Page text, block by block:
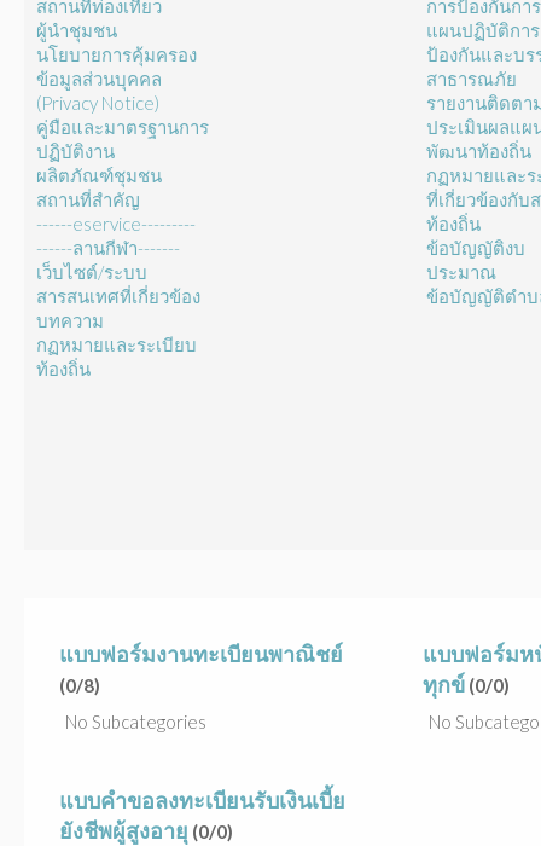
สถานที่ท่องเที่ยว
ผู้นำชุมชน
นโยบายการคุ้มครอง
ข้อมูลส่วนบุคคล
(Privacy Notice)
คู่มือและมาตรฐานการ
ปฏิบัติงาน
ผลิตภัณฑ์ชุมชน
สถานที่สำคัญ
------eservice---------
------ลานกีฬา-------
เว็บไซต์/ระบบ
สารสนเทศที่เกี่ยวข้อง
บทความ
กฏหมายและระเบียบ
ท้องถิ่น
การป้องกันกา
แผนปฏิบัติการ
ป้องกันและบร
สาธารณภัย
รายงานติดตา
ประเมินผลแผ
พัฒนาท้องถิ่น
กฏหมายและร
ที่เกี่ยวข้องกับ
ท้องถิ่น
ข้อบัญญัติงบ
ประมาณ
ข้อบัญญัติตำบ
แบบฟอร์มงานทะเบียนพาณิชย์
(0/8)
No Subcategories
แบบฟอร์มห
ทุกข์ (0/0)
No
แบบคำขอลงทะเบียนรับเงินเบี้ย
ยังชีพผู้สูงอายุ (0/0)